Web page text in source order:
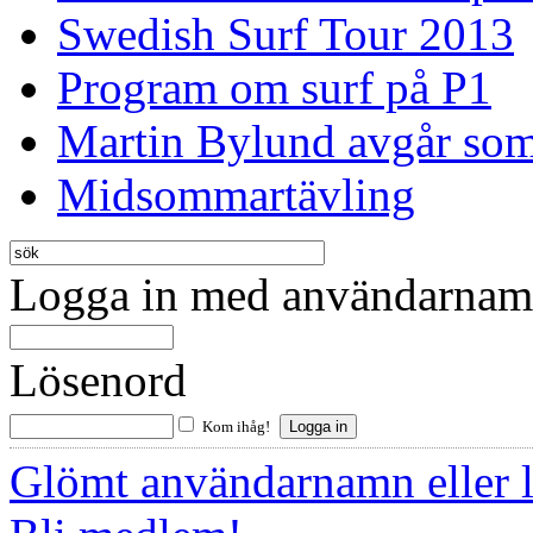
Swedish Surf Tour 2013
Program om surf på P1
Martin Bylund avgår
Midsommartävling
Logga in med
Lösenord
Kom ihåg!
Glömt användarnamn eller